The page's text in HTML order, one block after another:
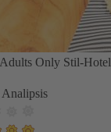
Only Stil-Hotel